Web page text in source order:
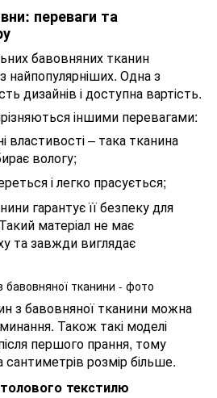
переваги та
бавовняних тканин
Одна з
дизайнів і доступна вартість.
іншими перевагами:
властивості – така тканина
вологу;
і легко прасується;
гарантує її безпеку для
матеріал не має
та завжди виглядає
з бавовняної тканини можна
Також такі моделі
першого прання, тому
сантиметрів розмір більше.
текстилю